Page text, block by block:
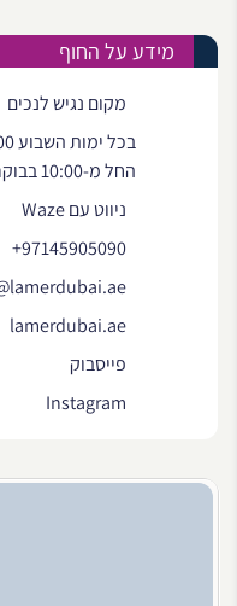
מידע על החוף
מקום נגיש לנכים
החל מ-10:00 בבוקר)
ניווט עם Waze
+97145905090
lamerdubai.ae
פייסבוק
Instagram